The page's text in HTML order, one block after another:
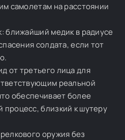
самолетам на расстоянии
ближайший медик в радиусе
солдата, если тот
от третьего лица для
реальной
обеспечивает более
близкий к шутеру
оружия без